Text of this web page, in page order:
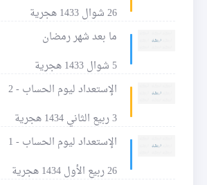
26 شوال 1433 هجرية
ما بعد شهر رمضان
5 شوال 1433 هجرية
الإستعداد ليوم الحساب - 2
3 ربيع الثاني 1434 هجرية
الإستعداد ليوم الحساب - 1
26 ربيع الأول 1434 هجرية